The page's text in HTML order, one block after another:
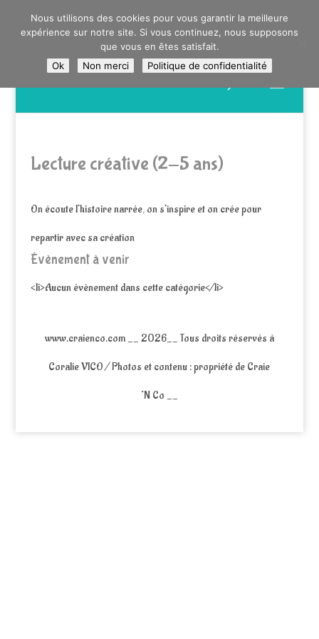
0603176412 - RDV CHEZ SO WATT À SAINT ANDRÉ OU
DANS LA MÉTROPOLE LILLOISE
CRAIENCO@GMAIL.COM
produits
Lecture créative (2-5 ans)
On écoute l’histoire narrée, on s’inspire et on crée pour
repartir avec sa création
Évènement à venir
<li>Aucun évènement dans cette catégorie</li>
www.craienco.com __ 2026__ Tous droits réservés à
Coralie VICO / Photos et contenu : propriété de Craie
‘N Co __
Nous utilisons des cookies pour vous garantir la meilleure
expérience sur notre site. Si vous continuez, nous supposons
que vous en êtes satisfait.
Ok
Non merci Politique de confidentialité